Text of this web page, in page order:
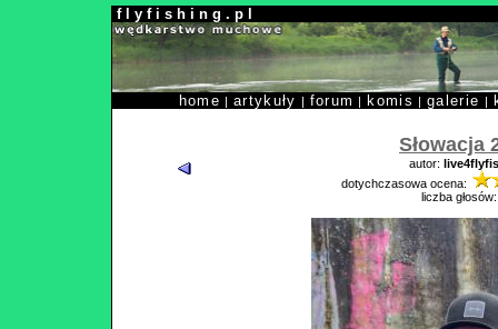
f l y f i s h i n g . p l
home |artykuły | forum | komis |galerie |
Słowacja
autor:
dotychczasowa ocena:
liczba